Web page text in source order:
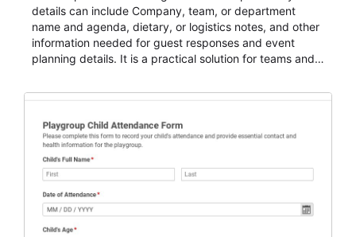
details can include Company, team, or department
name and agenda, dietary, or logistics notes, and other
information needed for guest responses and event
planning details. It is a practical solution for teams and
for teams and organizations.